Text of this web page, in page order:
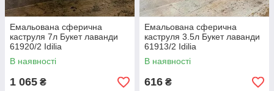
Емальована сферична
каструля 7л Букет лаванди
61920/2 Idilia
В наявності
1 065 ₴
Емальована сферична
каструля 3.5л Букет лаванди
61913/2 Idilia
В наявності
616 ₴